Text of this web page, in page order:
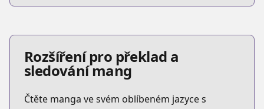
Rozšíření pro překlad a
sledování mang
Čtěte manga ve svém oblíbeném jazyce s